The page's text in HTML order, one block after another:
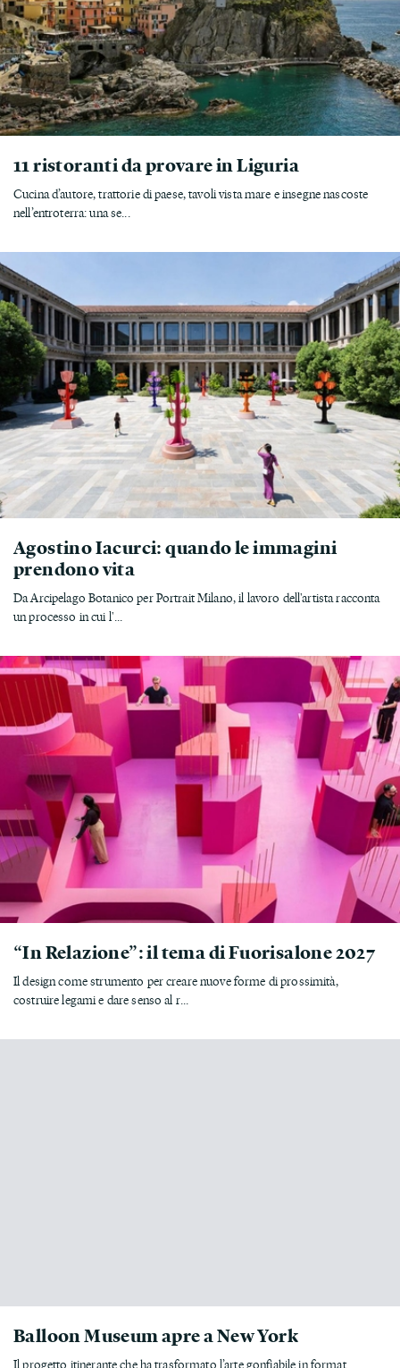
11 ristoranti da provare in Liguria
Cucina d’autore, trattorie di paese, tavoli vista mare e insegne nascoste
nell’entroterra: una se...
Agostino Iacurci: quando le immagini
prendono vita
Da Arcipelago Botanico per Portrait Milano, il lavoro dell'artista racconta
un processo in cui l'...
“In Relazione”: il tema di Fuorisalone 2027
Il design come strumento per creare nuove forme di prossimità,
costruire legami e dare senso al r...
Balloon Museum apre a New York
Il progetto itinerante che ha trasformato l’arte gonfiabile in format